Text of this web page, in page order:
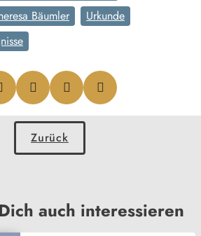
Bäumler
Urkunde
Zurück
auch interessieren